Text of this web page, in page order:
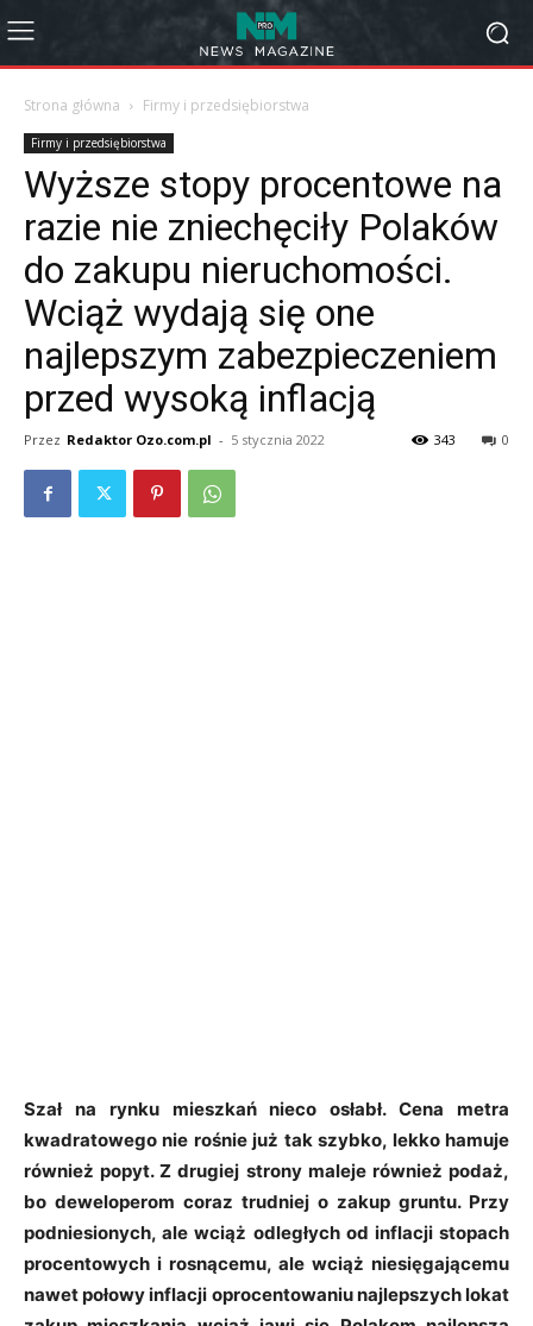
Strona główna Firmy i przedsiębiorstwa
Firmy i przedsiębiorstwa
Wyższe stopy procentowe na
razie nie zniechęciły Polaków
do zakupu nieruchomości.
Wciąż wydają się one
najlepszym zabezpieczeniem
przed wysoką inflacją
Przez Redaktor Ozo.com.pl - 5 stycznia 2022 0
343
Szał na rynku mieszkań nieco osłabł. Cena metra
kwadratowego nie rośnie już tak szybko, lekko hamuje
również popyt. Z drugiej strony maleje również podaż,
bo deweloperom coraz trudniej o zakup gruntu. Przy
podniesionych, ale wciąż odległych od inflacji stopach
procentowych i rosnącemu, ale wciąż niesięgającemu
nawet połowy inflacji oprocentowaniu najlepszych lokat